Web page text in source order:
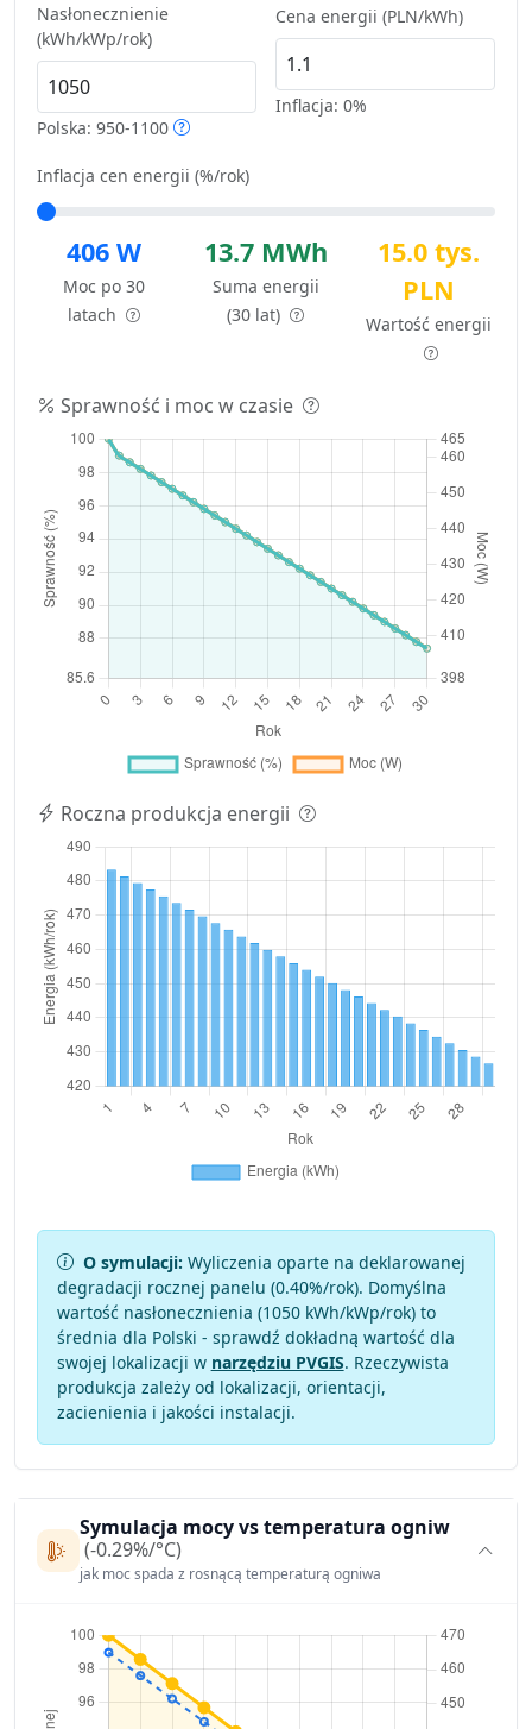
Nasłonecznienie
(kWh/kWp/rok)
Polska: 950-1100
Cena energii (PLN/kWh)
Inflacja: 0%
Inflacja cen energii (%/rok)
406 W
Moc po 30
latach
13.7 MWh
Suma energii
(30 lat)
15.0 tys.
PLN
Wartość energii
Sprawność i moc w czasie
Roczna produkcja energii
O symulacji: Wyliczenia oparte na deklarowanej
degradacji rocznej panelu (0.40%/rok). Domyślna
wartość nasłonecznienia (1050 kWh/kWp/rok) to
średnia dla Polski - sprawdź dokładną wartość dla
swojej lokalizacji w narzędziu PVGIS. Rzeczywista
produkcja zależy od lokalizacji, orientacji,
zacienienia i jakości instalacji.
Symulacja mocy vs temperatura ogniw
(-0.29%/°C)
jak moc spada z rosnącą temperaturą ogniwa